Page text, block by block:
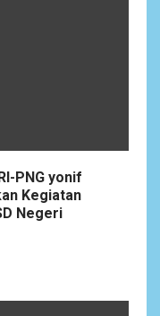
PNG yonif
Kegiatan
Negeri